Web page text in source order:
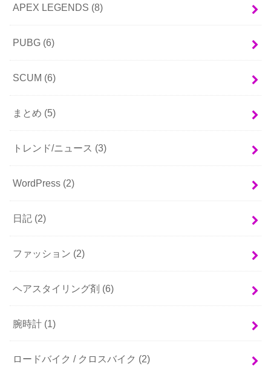
APEX LEGENDS (8)
PUBG (6)
SCUM (6)
まとめ (5)
トレンド/ニュース (3)
WordPress (2)
日記 (2)
ファッション (2)
ヘアスタイリング剤 (6)
腕時計 (1)
ロードバイク / クロスバイク (2)